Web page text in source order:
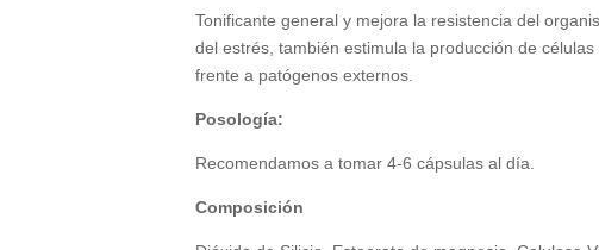
Tonificante general y mejora la resistencia del
del estrés, también estimula la producción de
frente a patógenos externos.
Posología:
Recomendamos a tomar 4-6 cápsulas al día.
Composición